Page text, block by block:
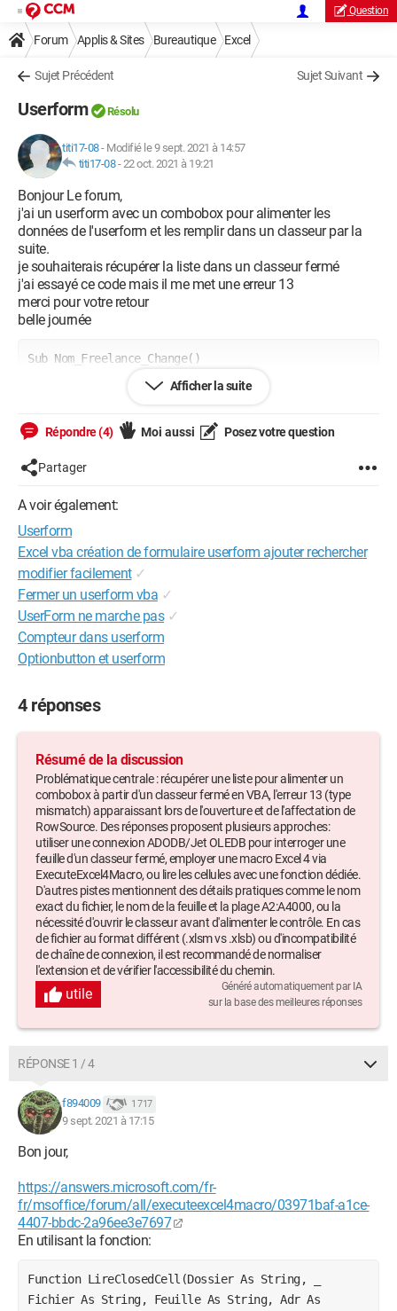
Question
Forum Applis & Sites Bureautique Excel
Sujet Précédent Sujet Suivant
Userform Résolu
titi17-08- Modifié le 9 sept. 2021 à 14:57
titi17-08-22 oct. 2021 à 19:21
Bonjour Le forum,
j'ai un userform avec un combobox pour alimenter les
données de l'userform et les remplir dans un classeur par la
suite.
je souhaiterais récupérer la liste dans un classeur fermé
j'ai essayé ce code mais il me met une erreur 13
merci pour votre retour
belle journée
Sub Nom_Freelance_Change()
"C:\Users\Sandrine\Desktop\CANDIDATS\CANDIDATS
implémentés dans le Book\BOOK candidats_ Version
FINALE en cours.xlsm"
Sheets("GLOBAL").Range("A2:A4000")
End Sub
Afficher la suite
Répondre (4) Moi aussi Posez votre question
Partager
A voir également:
Userform
Excel vba création de formulaire userform ajouter rechercher
modifier facilement ✓
Fermer un userform vba ✓
UserForm ne marche pas ✓
Compteur dans userform
Optionbutton et userform
4 réponses
Résumé de la discussion
Problématique centrale : récupérer une liste pour alimenter un
combobox à partir d'un classeur fermé en VBA, l'erreur 13 (type
mismatch) apparaissant lors de l'ouverture et de l'affectation de
RowSource. Des réponses proposent plusieurs approches:
utiliser une connexion ADODB/Jet OLEDB pour interroger une
feuille d'un classeur fermé, employer une macro Excel 4 via
ExecuteExcel4Macro, ou lire les cellules avec une fonction dédiée.
D'autres pistes mentionnent des détails pratiques comme le nom
exact du fichier, le nom de la feuille et la plage A2:A4000, ou la
nécessité d'ouvrir le classeur avant d'alimenter le contrôle. En cas
de fichier au format différent (.xlsm vs .xlsb) ou d'incompatibilité
de chaîne de connexion, il est recommandé de normaliser
l'extension et de vérifier l'accessibilité du chemin.
utile
Généré automatiquement par IA
sur la base des meilleures réponses
RÉPONSE 1 / 4
f894009 1 717
9 sept. 2021 à 17:15
Bon jour,
https://answers.microsoft.com/fr-
fr/msoffice/forum/all/executeexcel4macro/03971baf-a1ce-
4407-bbdc-2a96ee3e7697
En utilisant la fonction:
Function LireClosedCell(Dossier As String, _
Fichier As String, Feuille As String, Adr As